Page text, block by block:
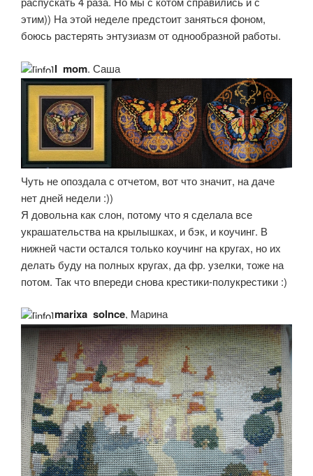
этим)) На этой неделе предстоит заняться фоном,
боюсь растерять энтузиазм от однообразной работы.
l_mom, Саша
Чуть не опоздала с отчетом, вот что значит, на даче
нет дней недели :))
Я довольна как слон, потому что я сделала все
украшательства на крылышках, и бэк, и коучинг. В
нижней части остался только коучинг на кругах, но их
делать буду на полных кругах, да фр. узелки, тоже на
потом. Так что впереди снова крестики-полукрестики :)
marixa_solnce, Марина